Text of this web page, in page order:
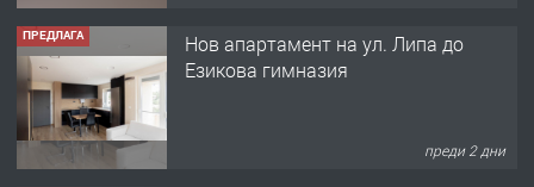
ПРЕДЛАГА
Нов апартамент на ул. Липа до
Езикова гимназия
преди 2 дни